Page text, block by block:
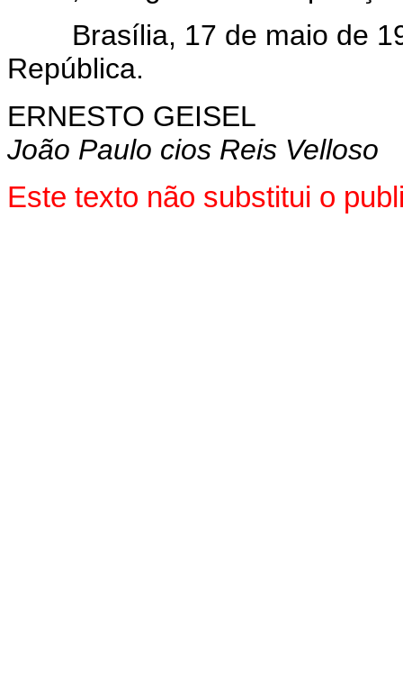
Brasília, 17 de maio de
República.
ERNESTO GEISEL
João Paulo cios Reis Velloso
Este texto não substitui o